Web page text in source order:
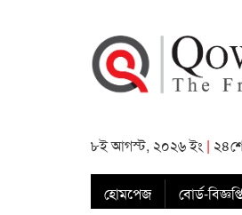
৮ই আগস্ট, ২০২৬ ইং |
হোমপেজ বোর্ড-বিজ্ঞপ্তি